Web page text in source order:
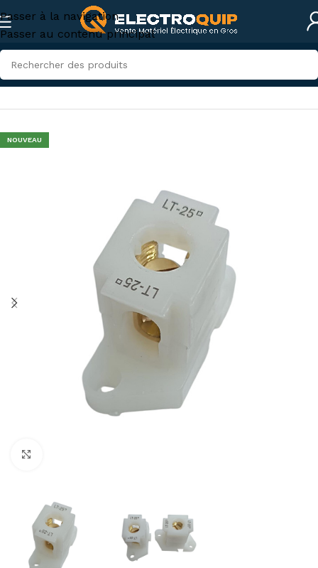
Passer à la navigation
Passer au contenu principal
Accueil/Accessoires et outillage/accessoires-tunisie
NOUVEAU